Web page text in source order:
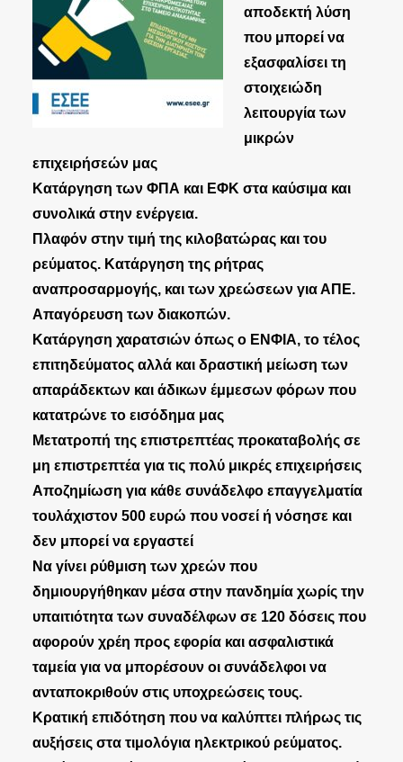
αποδεκτή λύση
που μπορεί να
εξασφαλίσει τη
στοιχειώδη
λειτουργία των
μικρών
επιχειρήσεών μας
Κατάργηση των ΦΠΑ και ΕΦΚ στα καύσιμα και
συνολικά στην ενέργεια.
Πλαφόν στην τιμή της κιλοβατώρας και του
ρεύματος. Κατάργηση της ρήτρας
αναπροσαρμογής, και των χρεώσεων για ΑΠΕ.
Απαγόρευση των διακοπών.
Κατάργηση χαρατσιών όπως ο ΕΝΦΙΑ, το τέλος
επιτηδεύματος αλλά και δραστική μείωση των
απαράδεκτων και άδικων έμμεσων φόρων που
κατατρώνε το εισόδημα μας
Μετατροπή της επιστρεπτέας προκαταβολής σε
μη επιστρεπτέα για τις πολύ μικρές επιχειρήσεις
Αποζημίωση για κάθε συνάδελφο επαγγελματία
τουλάχιστον 500 ευρώ που νοσεί ή νόσησε και
δεν μπορεί να εργαστεί
Να γίνει ρύθμιση των χρεών που
δημιουργήθηκαν μέσα στην πανδημία χωρίς την
υπαιτιότητα των συναδέλφων σε 120 δόσεις που
αφορούν χρέη προς εφορία και ασφαλιστικά
ταμεία για να μπορέσουν οι συνάδελφοι να
ανταποκριθούν στις υποχρεώσεις τους.
Κρατική επιδότηση που να καλύπτει πλήρως τις
αυξήσεις στα τιμολόγια ηλεκτρικού ρεύματος.